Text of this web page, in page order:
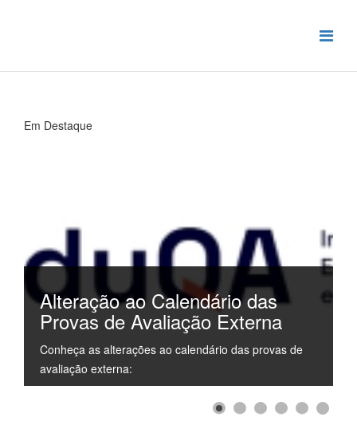
Em Destaque
Alteração ao Calendário das
Provas de Avaliação Externa
Conheça as alterações ao calendário das provas de
avaliação externa: